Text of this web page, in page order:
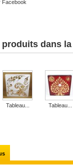
Facebook
produits dans
Tableau... Tableau...